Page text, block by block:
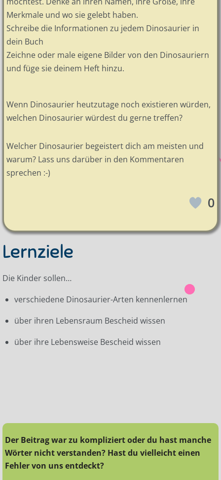
Merkmale und wo sie gelebt haben.
Schreibe die Informationen zu jedem Dinosaurier in
dein Buch
Zeichne oder male eigene Bilder von den Dinosauriern
und füge sie deinem Heft hinzu.
Wenn Dinosaurier heutzutage noch existieren würden,
welchen Dinosaurier würdest du gerne treffen?
Welcher Dinosaurier begeistert dich am meisten und
warum? Lass uns darüber in den Kommentaren
sprechen :-)
0
Lernziele
Die Kinder sollen…
verschiedene Dinosaurier-Arten kennenlernen
über ihren Lebensraum Bescheid wissen
über ihre Lebensweise Bescheid wissen
Der Beitrag war zu kompliziert oder du hast manche
Wörter nicht verstanden? Hast du vielleicht einen
Fehler von uns entdeckt?